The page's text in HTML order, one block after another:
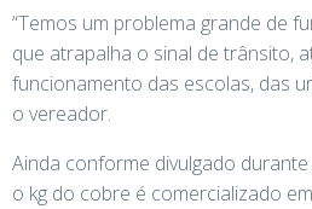
“Temos um problema grande de
que atrapalha o sinal de trânsito,
funcionamento das escolas, das
o vereador.
Ainda conforme divulgado
o kg do cobre é comercializado